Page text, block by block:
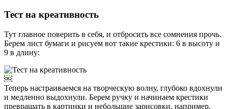
Тест на креативность
Тут главное поверить в себя, и отбросить все сомнения прочь.
Берем лист бумаги и рисуем вот такие крестики: 6 в высоту и
9 в длину:
￼
Теперь настраиваемся на творческую волну, глубоко вдохнули
и медленно выдохнули. Берем ручку и начинаем крестики
превращать в картинки и небольшие зарисовки, например,